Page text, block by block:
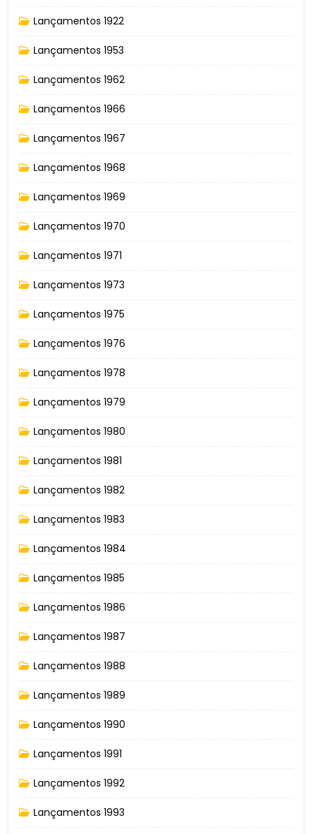
Lançamentos 1922
Lançamentos 1953
Lançamentos 1962
Lançamentos 1966
Lançamentos 1967
Lançamentos 1968
Lançamentos 1969
Lançamentos 1970
Lançamentos 1971
Lançamentos 1973
Lançamentos 1975
Lançamentos 1976
Lançamentos 1978
Lançamentos 1979
Lançamentos 1980
Lançamentos 1981
Lançamentos 1982
Lançamentos 1983
Lançamentos 1984
Lançamentos 1985
Lançamentos 1986
Lançamentos 1987
Lançamentos 1988
Lançamentos 1989
Lançamentos 1990
Lançamentos 1991
Lançamentos 1992
Lançamentos 1993